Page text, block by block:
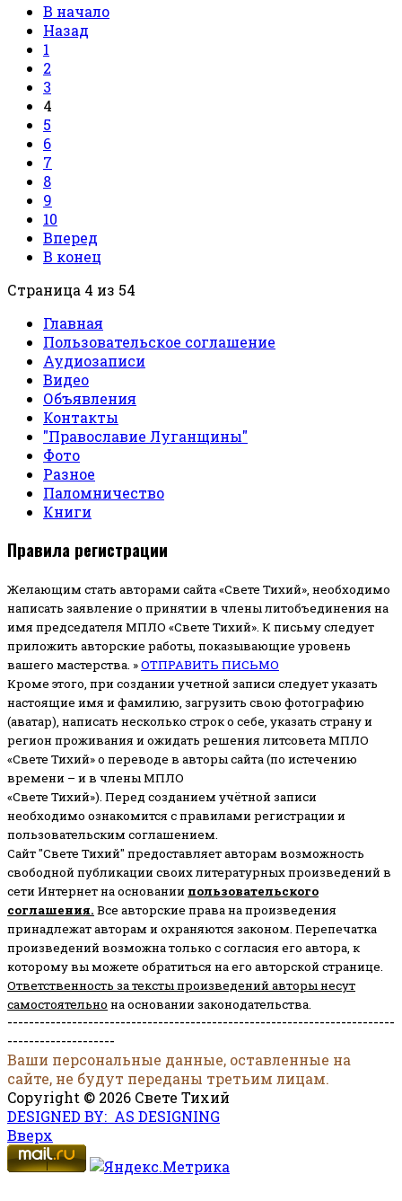
В начало
Назад
1
2
3
4
5
6
7
8
9
10
Вперед
В конец
Страница 4 из 54
Главная
Пользовательское соглашение
Аудиозаписи
Видео
Объявления
Контакты
"Православие Луганщины"
Фото
Разное
Паломничество
Книги
Правила регистрации
Желающим стать авторами сайта «Свете Тихий», необходимо
написать заявление о принятии в члены литобъединения на
имя председателя МПЛО «Свете Тихий». К письму следует
приложить авторские работы, показывающие уровень
вашего мастерства. »ОТПРАВИТЬ ПИСЬМО
Кроме этого, при создании учетной записи следует указать
настоящие имя и фамилию, загрузить свою фотографию
(аватар), написать несколько строк о себе, указать страну и
регион проживания и ожидать решения литсовета МПЛО
«Свете Тихий» о переводе в авторы сайта (по истечению
времени – и в члены МПЛО
«Свете Тихий»). Перед созданием учётной записи
необходимо ознакомится с правилами регистрации и
пользовательским соглашением.
Сайт "Свете Тихий" предоставляет авторам возможность
свободной публикации своих литературных произведений в
сети Интернет на основании пользовательского
соглашения. Все авторские права на произведения
принадлежат авторам и охраняются законом. Перепечатка
произведений возможна только с согласия его автора, к
которому вы можете обратиться на его авторской странице.
Ответственность за тексты произведений авторы несут
самостоятельно на основании законодательства.
------------------------------------------------------------------------
--------------------
Ваши персональные данные, оставленные на
сайте, не будут переданы третьим лицам.
Copyright © 2026 Свете Тихий
DESIGNED BY: AS DESIGNING
Вверх